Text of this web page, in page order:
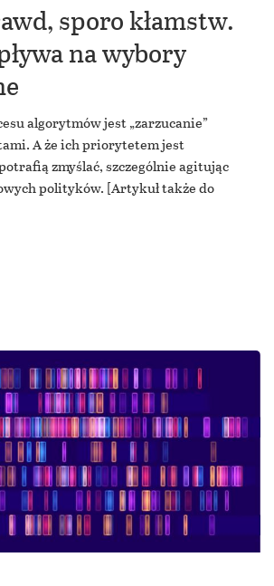
sporo kłamstw.
na wybory
algorytmów jest „zarzucanie”
A że ich priorytetem jest
zmyślać, szczególnie agitując
polityków. [Artykuł także do